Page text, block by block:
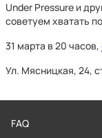
Under Pressure и
советуем хватать
31 марта в 20 часов,
Ул. Мясницкая, 24,
FAQ